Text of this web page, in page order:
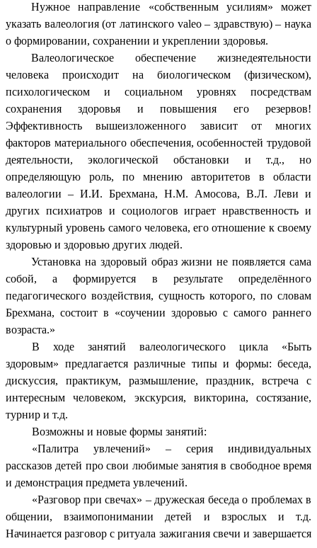
Нужное направление «собственным усилиям» может
указать валеология (от латинского valeo – здравствую) – наука
о формировании, сохранении и укреплении здоровья.
Валеологическое обеспечение жизнедеятельности
человека происходит на биологическом (физическом),
психологическом и социальном уровнях посредствам
сохранения здоровья и повышения его резервов!
Эффективность вышеизложенного зависит от многих
факторов материального обеспечения, особенностей трудовой
деятельности, экологической обстановки и т.д., но
определяющую роль, по мнению авторитетов в области
валеологии – И.И. Брехмана, Н.М. Амосова, В.Л. Леви и
других психиатров и социологов играет нравственность и
культурный уровень самого человека, его отношение к своему
здоровью и здоровью других людей.
Установка на здоровый образ жизни не появляется сама
собой, а формируется в результате определённого
педагогического воздействия, сущность которого, по словам
Брехмана, состоит в «соучении здоровью с самого раннего
возраста.»
В ходе занятий валеологического цикла «Быть
здоровым» предлагается различные типы и формы: беседа,
дискуссия, практикум, размышление, праздник, встреча с
интересным человеком, экскурсия, викторина, состязание,
турнир и т.д.
Возможны и новые формы занятий:
«Палитра увлечений» – серия индивидуальных
рассказов детей про свои любимые занятия в свободное время
и демонстрация предмета увлечений.
«Разговор при свечах» – дружеская беседа о проблемах в
общении, взаимопонимании детей и взрослых и т.д.
Начинается разговор с ритуала зажигания свечи и завершается